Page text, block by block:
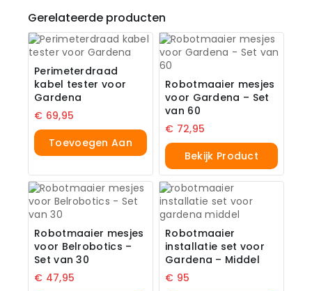
Gerelateerde producten
Perimeterdraad
kabel tester voor
Gardena
€ 69,95
Toevoegen Aan
Robotmaaier mesjes
voor Gardena – Set
van 60
€ 72,95
Bekijk Product
Robotmaaier mesjes
voor Belrobotics –
Set van 30
€ 47,95
Robotmaaier
installatie set voor
Gardena – Middel
€ 95